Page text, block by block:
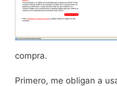
compra.
Primero, me obligan a